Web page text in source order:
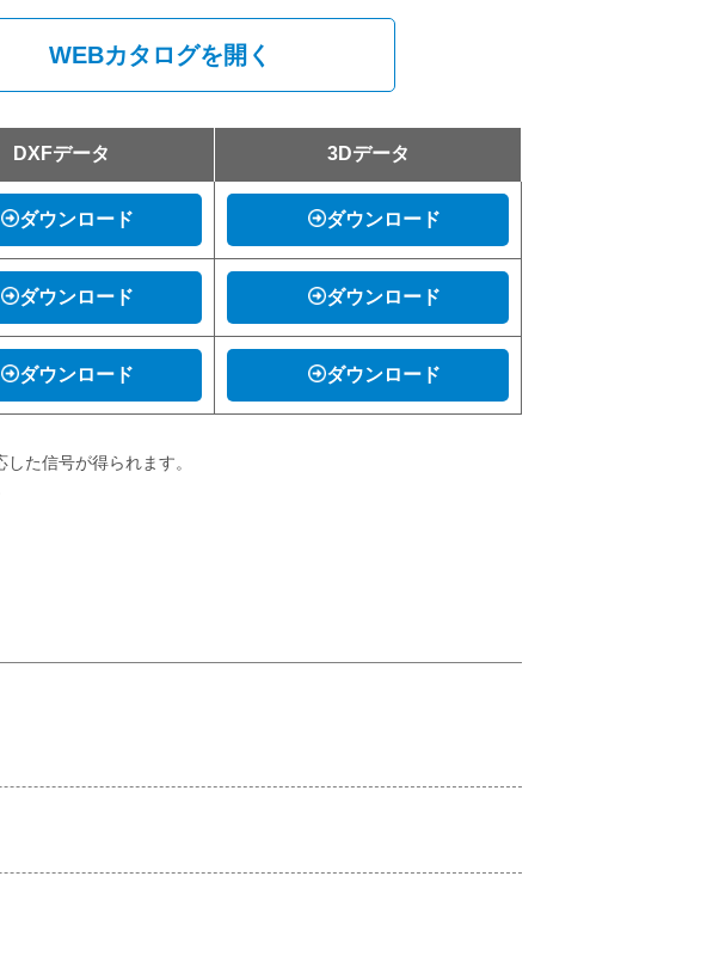
WEBカタログを開く
DXFデータ 3Dデータ
ダウンロード ダウンロード
ダウンロード ダウンロード
ダウンロード ダウンロード
た信号が得られます。